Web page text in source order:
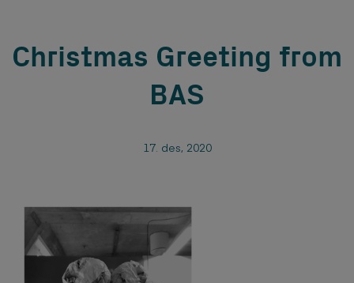
Christmas Greeting from
BAS
17. des, 2020